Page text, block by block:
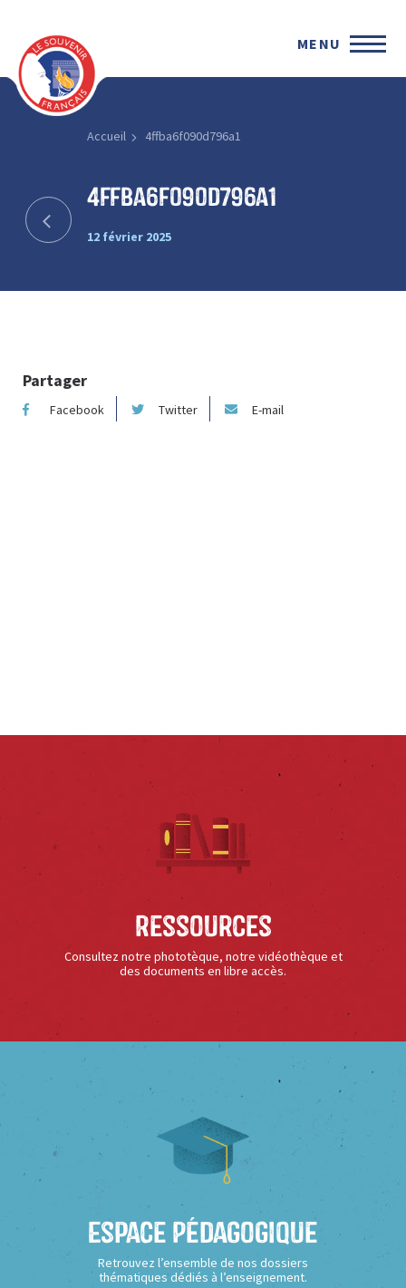
MENU
Accueil 4ffba6f090d796a1
4ffba6f090d796a1
12 février 2025
Partager
Facebook Twitter E-mail
Ressources
Consultez notre phototèque, notre vidéothèque et
des documents en libre accès.
Espace Pédagogique
Retrouvez l’ensemble de nos dossiers
thématiques dédiés à l’enseignement.